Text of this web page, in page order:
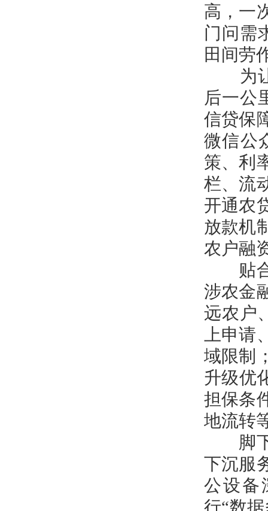
高，一
门问需
田间劳
为让
后一公
信贷保
微信公
策、利
栏、流
开通农
放款机
农户融
贴合
涉农金
远农户
上申
域限制
升级优
担保条
地流转
脚下
下沉服
公设备
行“数